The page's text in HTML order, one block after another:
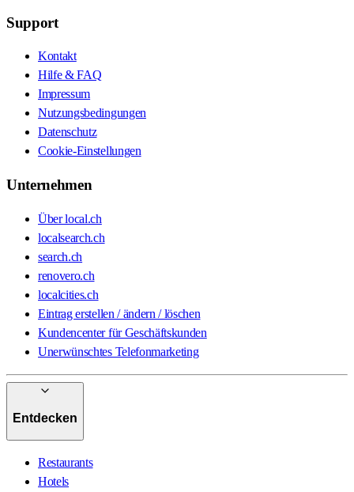
Support
Kontakt
Hilfe & FAQ
Impressum
Nutzungsbedingungen
Datenschutz
Cookie-Einstellungen
Unternehmen
Über local.ch
localsearch.ch
search.ch
renovero.ch
localcities.ch
Eintrag erstellen / ändern / löschen
Kundencenter für Geschäftskunden
Unerwünschtes Telefonmarketing
Entdecken
Restaurants
Hotels